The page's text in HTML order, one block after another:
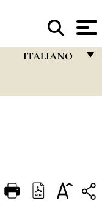
ITALIANO
DEUTSCH